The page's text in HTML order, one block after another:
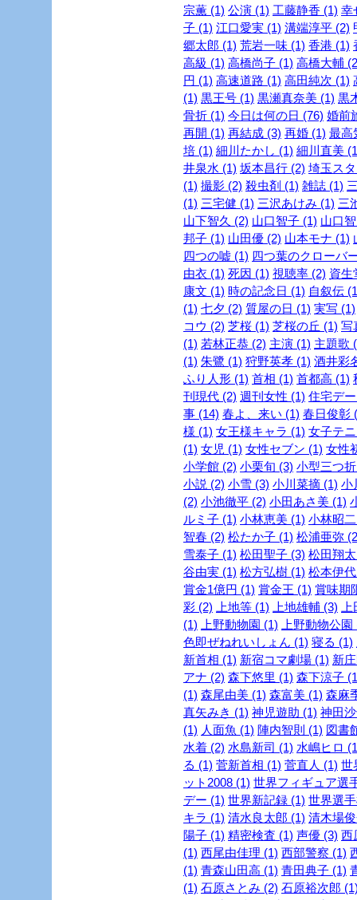
宗薫 (1) 公演 (1) 工藤静香 (1) 幸
子 (1) 江口愛実 (1) 溝端淳平 (2)
郷太郎 (1) 荒岩一味 (1) 香港 (1)
高級 (1) 高橋尚子 (1) 高橋大輔
円 (1) 高速道路 (1) 高田純次 (1)
(1) 黒王号 (1) 黒瀬真奈美 (1) 黒
骨折 (1) 今日は何の日 (76) 婚前
再開 (1) 再結成 (3) 再婚 (1) 最高
培 (1) 細川たかし (1) 細川直美
井泉水 (1) 坂本昌行 (2) 埼玉ス
(1) 撮影 (2) 殺虫剤 (1) 雑誌 (1)
(1) 三宅健 (1) 三沢あけみ (1) 三
山下智久 (2) 山口智子 (1) 山口
邦子 (1) 山田優 (2) 山本モナ (1)
四つの嘘 (1) 四つ葉のクローバ
由衣 (1) 死因 (1) 視聴率 (2) 資生
康文 (1) 時の記念日 (1) 自叙伝
(1) 七夕 (2) 質屋の日 (1) 実写 (1)
コウ (2) 芝桜 (1) 芝桜の丘 (1) 写
(1) 若林正恭 (2) 主演 (1) 主題歌
(1) 朱鷺 (1) 狩野英孝 (1) 酒井彩
ふり人形 (1) 首相 (1) 首都高 (1)
刊現代 (2) 週刊女性 (1) 住宅デ
事 (14) 春よ、来い (1) 春日俊彰
様 (1) 女王様キャラ (1) 女子テ
(1) 女児 (1) 女性セブン (1) 女性
小学館 (2) 小栗旬 (3) 小型三つ
小説 (2) 小雪 (3) 小川菜摘 (1) 小
(2) 小池徹平 (2) 小田あさ美 (1)
ルミ子 (1) 小林恵美 (1) 小林昭
智春 (2) 松たか子 (1) 松浦亜弥
雪泰子 (1) 松田聖子 (3) 松田翔
谷由実 (1) 松方弘樹 (1) 松本伊
賞金1億円 (1) 賞金王 (1) 賞味期
彩 (2)
上地等 (1) 上地雄輔 (3)
(1)
上野動物園 (1)
上野動物公園
色即ぜねれいしょん (1) 寝る (1)
新首相 (1) 新宿コマ劇場 (1) 新
アナ (2) 森下悠里 (1) 森下涼子
(1) 森尾由美 (1) 森富美 (1) 森麻
真矢みき (1) 神児遊助 (1) 神田
(1) 人面魚 (1) 陣内智則 (1) 図書
水着 (2) 水島新司 (1) 水嶋ヒロ
る (1) 菅新首相 (1) 菅直人 (1) 世
ット2008 (1) 世界フィギュア選
デー (1) 世界新記録 (1) 世界選
キラ (1) 清水良太郎 (1) 清木場
陽子 (1) 精密検査 (1) 声優 (3) 西
(1) 西尾由佳理 (1) 西部警察 (1)
(1) 青森山田高 (1) 青田典子 (1)
(1) 石原さとみ (2) 石原裕次郎